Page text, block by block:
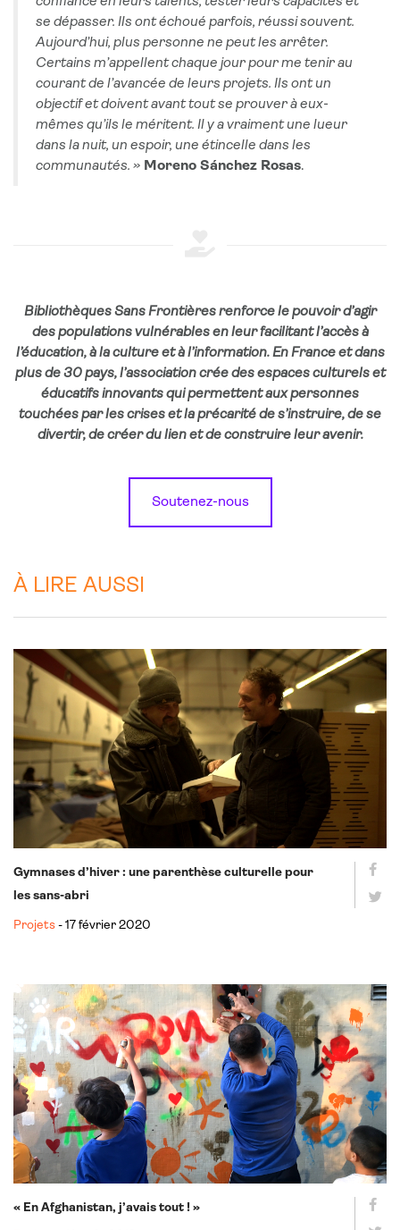
se dépasser. Ils ont échoué parfois, réussi souvent.
Aujourd’hui, plus personne ne peut les arrêter.
Certains m’appellent chaque jour pour me tenir au
courant de l’avancée de leurs projets. Ils ont un
objectif et doivent avant tout se prouver à eux-
mêmes qu’ils le méritent. Il y a vraiment une lueur
dans la nuit, un espoir, une étincelle dans les
communautés. » Moreno Sánchez Rosas.
Bibliothèques Sans Frontières renforce le pouvoir d’agir
des populations vulnérables en leur facilitant l’accès à
l’éducation, à la culture et à l’information. En France et dans
plus de 30 pays, l’association crée des espaces culturels et
éducatifs innovants qui permettent aux personnes
touchées par les crises et la précarité de s’instruire, de se
divertir, de créer du lien et de construire leur avenir.
Soutenez-nous
À LIRE AUSSI
Gymnases d’hiver : une parenthèse culturelle pour
les sans-abri
Projets - 17 février 2020
« En Afghanistan, j’avais tout ! »